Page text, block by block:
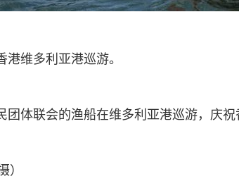
港维多利亚港巡游。
团体联会的渔船在维多利亚港巡游，庆祝
）